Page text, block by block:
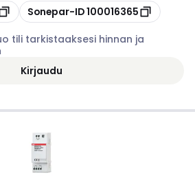
Kopioi
Sonepar-ID100016365
tili tarkistaaksesi hinnan ja
Kirjaudu